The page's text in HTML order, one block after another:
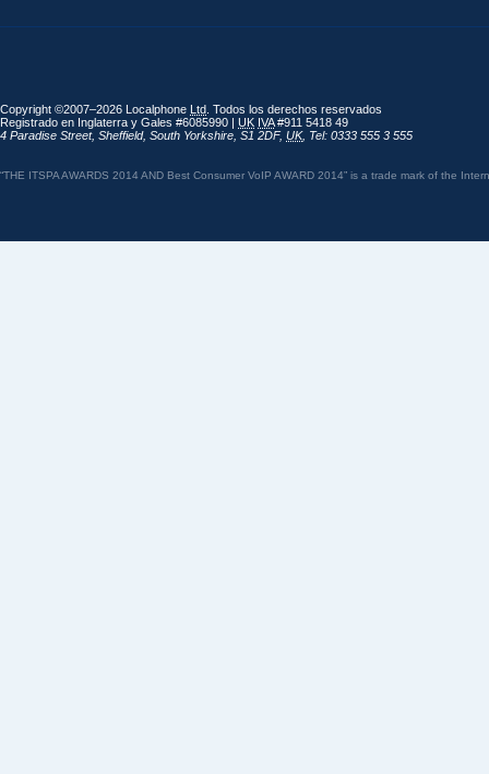
Copyright ©2007–2026 Localphone Ltd . Todos los derechos reservados
Registrado en Inglaterra y Gales #6085990 | UK IVA#911 5418 49
4 Paradise Street, Sheffield, South Yorkshire S1 2DF, UK, Tel: 0333 555 3 555
“THE ITSPA AWARDS 2014 AND Best Consumer VoIP AWARD 2014” is a trade mark of the